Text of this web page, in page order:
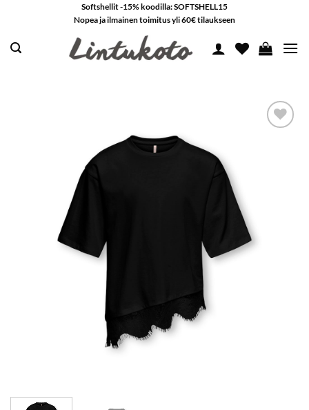
content
Softshellit -15% koodilla: SOFTSHELL15
Nopea ja ilmainen toimitus yli 60€ tilaukseen
SUOSIKKEIHIN